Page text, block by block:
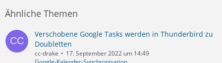
Ähnliche Themen
Verschobene Google Tasks werden in Thunderbird zu
Doubletten
cc-drake
17. September 2022 um 14:49